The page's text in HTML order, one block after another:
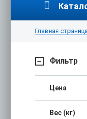
Главная
Фильтр
Цена
Вес (кг)